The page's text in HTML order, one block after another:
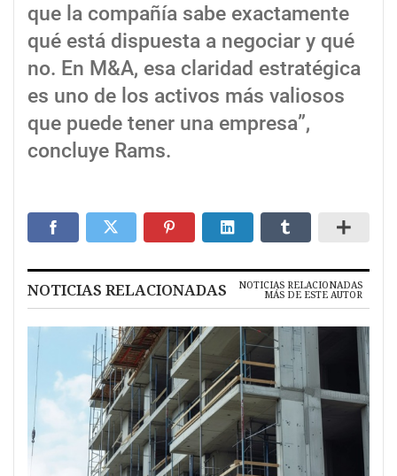
que la compañía sabe exactamente
qué está dispuesta a negociar y qué
no. En M&A, esa claridad estratégica
es uno de los activos más valiosos
que puede tener una empresa”,
concluye Rams.
NOTICIAS RELACIONADAS NOTICIAS RELACIONADAS
MÁS DE ESTE AUTOR